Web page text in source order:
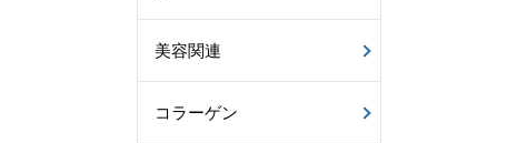
美容関連
コラーゲン